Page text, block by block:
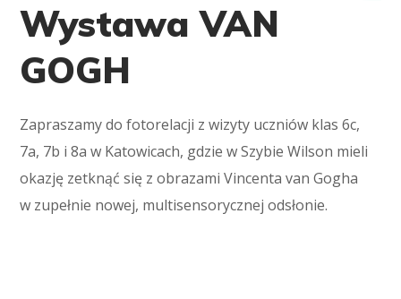
Wystawa VAN
GOGH
Zapraszamy do fotorelacji z wizyty uczniów klas 6c,
7a, 7b i 8a w Katowicach, gdzie w Szybie Wilson mieli
okazję zetknąć się z obrazami Vincenta van Gogha
w zupełnie nowej, multisensorycznej odsłonie.